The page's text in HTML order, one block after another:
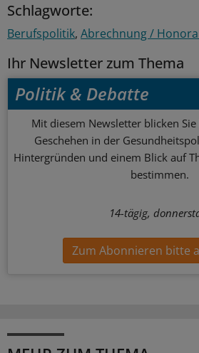
Schlagworte:
Berufspolitik Abrechnung /
Ihr Newsletter zum Thema
Politik & Debatte
Mit diesem Newsletter blicken
Geschehen in der
Hintergründen und einem Blick auf
bestimmen.
14-tägig,
Zum Abonnieren bitte